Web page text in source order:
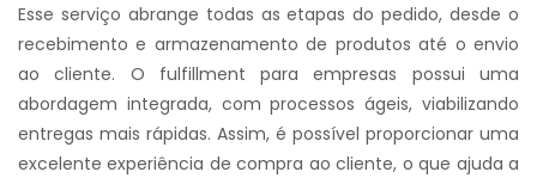
Esse serviço abrange todas as etapas do pedido, desde o
recebimento e armazenamento de produtos até o envio
ao cliente. O fulfillment para empresas possui uma
abordagem integrada, com processos ágeis, viabilizando
entregas mais rápidas. Assim, é possível proporcionar uma
excelente experiência de compra ao cliente, o que ajuda a